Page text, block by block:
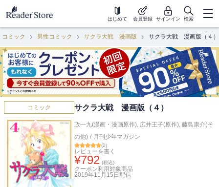
はじめて 会員登録 サインイン 検索
コミック 男性コミック サクラ大戦 漫画版 サクラ大戦 漫画版（４）
コミック サクラ大戦 漫画版（４）
政一九(漫画・漫画原作), 広井王子(原作), 藤島康介(そ
の他) / 月刊少年マガジン
(2)
レビューを書く
¥792 (税込)
クーポン利用対象商品
2019年11月15日 配信